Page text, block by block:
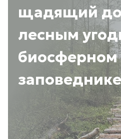
щадящий
лесным
биосферном
заповеднике